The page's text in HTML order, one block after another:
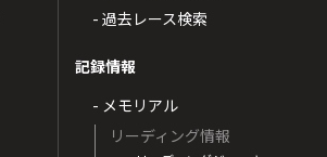
- 過去レース検索
記録情報
- メモリアル
リーディング情報